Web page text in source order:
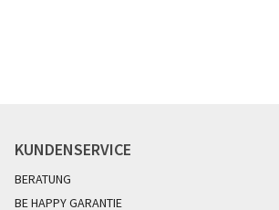
KUNDENSERVICE
BERATUNG
BE HAPPY GARANTIE